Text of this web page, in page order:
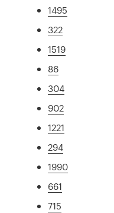
1495
322
1519
86
304
902
1221
294
1990
661
715